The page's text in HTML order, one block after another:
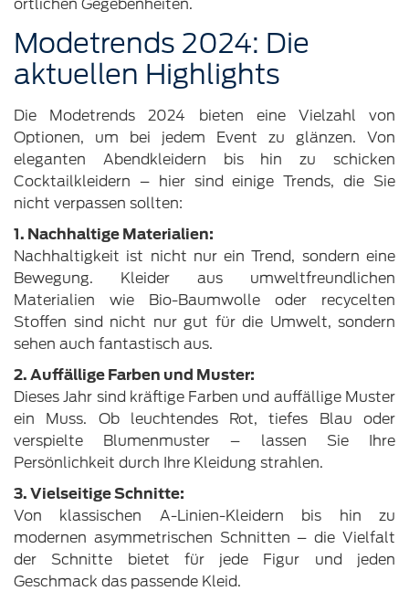
Modetrends 2024: Die
aktuellen Highlights
Die Modetrends 2024 bieten eine Vielzahl von
Optionen, um bei jedem Event zu glänzen. Von
eleganten Abendkleidern bis hin zu schicken
Cocktailkleidern – hier sind einige Trends, die Sie
nicht verpassen sollten:
1. Nachhaltige Materialien:
Nachhaltigkeit ist nicht nur ein Trend, sondern eine
Bewegung. Kleider aus umweltfreundlichen
Materialien wie Bio-Baumwolle oder recycelten
Stoffen sind nicht nur gut für die Umwelt, sondern
sehen auch fantastisch aus.
2. Auffällige Farben und Muster:
Dieses Jahr sind kräftige Farben und auffällige Muster
ein Muss. Ob leuchtendes Rot, tiefes Blau oder
verspielte Blumenmuster – lassen Sie Ihre
Persönlichkeit durch Ihre Kleidung strahlen.
3. Vielseitige Schnitte:
Von klassischen A-Linien-Kleidern bis hin zu
modernen asymmetrischen Schnitten – die Vielfalt
der Schnitte bietet für jede Figur und jeden
Geschmack das passende Kleid.